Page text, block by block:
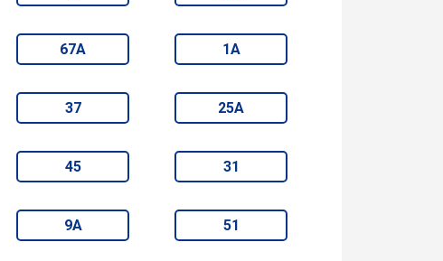
67А 1А
37 25А
45 31
9А 51